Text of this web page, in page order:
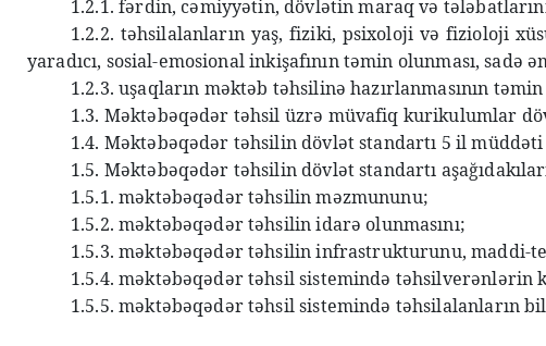
1.2.1. fərdin, cəmiyyətin, dövlətin maraq və
1.2.2. təhsilalanların yaş, fiziki, psixoloji və fizioloji
yaradıcı, sosial-emosional inkişafının təmin olunması,
1.2.3. uşaqların məktəb təhsilinə hazırlanmasının təmin
1.3. Məktəbəqədər təhsil üzrə müvafiq kurikulumlar
1.4. Məktəbəqədər təhsilin dövlət standartı 5 il
1.5. Məktəbəqədər təhsilin dövlət standartı
1.5.1. məktəbəqədər təhsilin məzmununu;
1.5.2. məktəbəqədər təhsilin idarə olunmasını;
1.5.3. məktəbəqədər təhsilin infrastrukturunu, maddi-
1.5.4. məktəbəqədər təhsil sistemində
1.5.5. məktəbəqədər təhsil sistemində təhsilalanların